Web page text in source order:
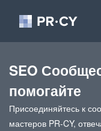
SEO
помогайте
Присоединяйтесь к
мастеров PR-CY,